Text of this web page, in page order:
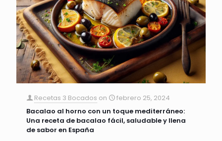
Recetas 3 Bocados on
febrero 25, 2024
Bacalao al horno con un toque mediterráneo:
Una receta de bacalao fácil, saludable y llena
de sabor en España